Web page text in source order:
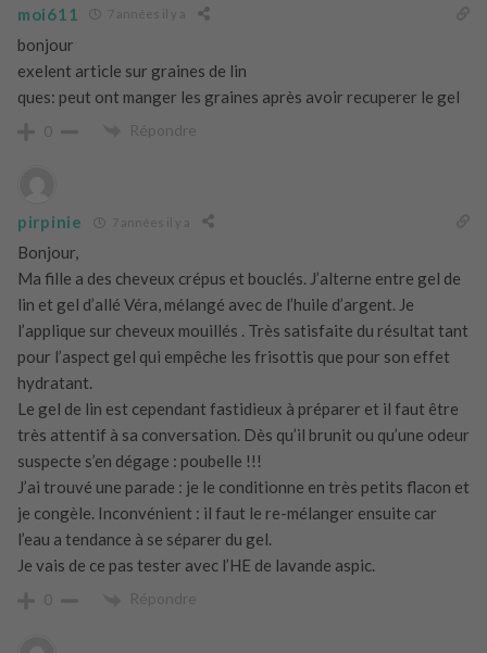
moi611 7 années il y a
bonjour
exelent article sur graines de lin
ques: peut ont manger les graines après avoir recuperer le gel
0 Répondre
pirpinie 7 années il y a
Bonjour,
Ma fille a des cheveux crépus et bouclés. J’alterne entre gel de
lin et gel d’allé Véra, mélangé avec de l’huile d’argent. Je
l’applique sur cheveux mouillés . Très satisfaite du résultat tant
pour l’aspect gel qui empêche les frisottis que pour son effet
hydratant.
Le gel de lin est cependant fastidieux à préparer et il faut être
très attentif à sa conversation. Dès qu’il brunit ou qu’une odeur
suspecte s’en dégage : poubelle !!!
J’ai trouvé une parade : je le conditionne en très petits flacon et
je congèle. Inconvénient : il faut le re-mélanger ensuite car
l’eau a tendance à se séparer du gel.
Je vais de ce pas tester avec l’HE de lavande aspic.
0 Répondre